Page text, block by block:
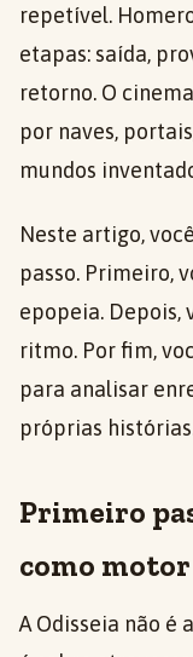
repetível.
etapas: saída,
retorno. O
por naves,
mundos
Neste artigo,
passo. Primeiro,
epopeia. Depois,
ritmo. Por fim,
para analisar
próprias
Primeiro
como
A Odisseia não é